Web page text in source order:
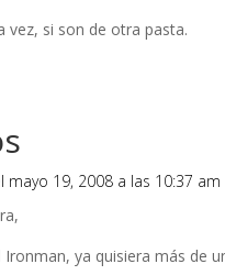
vez, si son de otra pasta.
mayo 19, 2008 a las 10:37 am
Ironman, ya quisiera más de